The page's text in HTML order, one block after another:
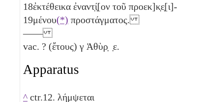
18ἐκτέθεικα ἐναντ̣ί̣[ον τοῦ προεκ]κ̣ε̣[ι]-
19μένου(*) προστάγματος.
——
vac. ? (ἔτους) γ Ἁθὺρ̣ ̣ ε.
Apparatus
^ ctr.12. λήμψεται